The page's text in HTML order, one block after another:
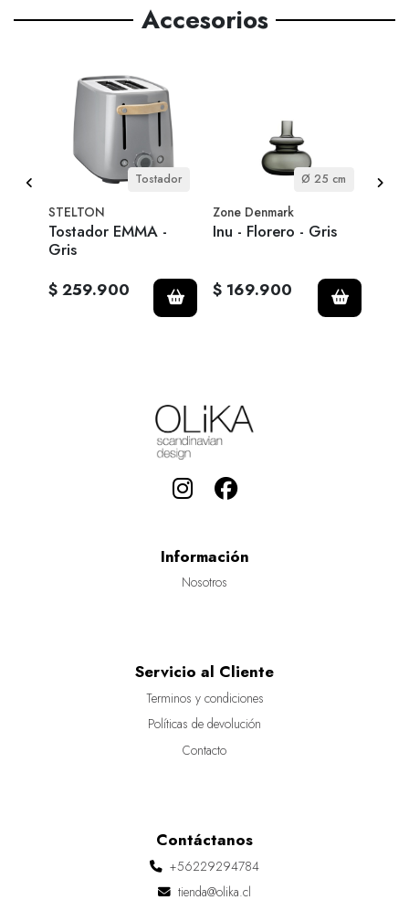
Accesorios
Tostador
STELTON
Tostador EMMA -
Gris
$ 259.900
Ø 25 cm
Zone Denmark
Inu - Florero - Gris
$ 169.900
Información
Nosotros
Servicio al Cliente
Terminos y condiciones
Políticas de devolución
Contacto
Contáctanos
+56229294784
tienda@olika.cl